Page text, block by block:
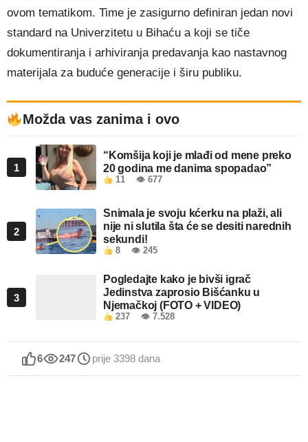
ovom tematikom. Time je zasigurno definiran jedan novi
standard na Univerzitetu u Bihaću a koji se tiče
dokumentiranja i arhiviranja predavanja kao nastavnog
materijala za buduće generacije i širu publiku.
Možda vas zanima i ovo
1
“Komšija koji je mlađi od mene preko
20 godina me danima spopadao”
11 👁 677
2
Snimala je svoju kćerku na plaži, ali
nije ni slutila šta će se desiti narednih
sekundi!
8 👁 245
3
Pogledajte kako je bivši igrač
Jedinstva zaprosio Bišćanku u
Njemačkoj (FOTO + VIDEO)
237 👁 7.528
6 247 prije 3398 dana